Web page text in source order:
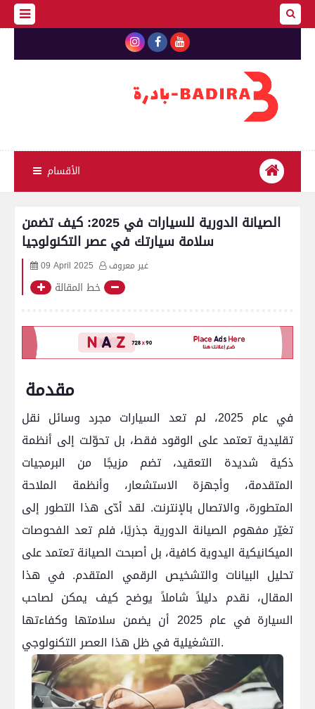
الأقسام
الصيانة الدورية للسيارات في 2025: كيف تضمن
سلامة سيارتك في عصر التكنولوجيا
09 April 2025 غير معروف
خط المقالة
مقدمة
في عام 2025، لم تعد السيارات مجرد وسائل نقل
تقليدية تعتمد على الوقود فقط، بل تحوّلت إلى أنظمة
ذكية شديدة التعقيد، تضم مزيجًا من البرمجيات
المتقدمة، وأجهزة الاستشعار، وأنظمة الملاحة
المتطورة، والاتصال بالإنترنت. لقد أدّى هذا التطور إلى
تغيّر مفهوم الصيانة الدورية جذريًا، فلم تعد الفحوصات
الميكانيكية اليدوية كافية، بل أصبحت الصيانة تعتمد على
تحليل البيانات والتشخيص الرقمي المتقدم. في هذا
المقال، نقدم دليلاً شاملاً يوضح كيف يمكن لصاحب
السيارة في عام 2025 أن يضمن سلامتها وكفاءتها
التشغيلية في ظل هذا العصر التكنولوجي.